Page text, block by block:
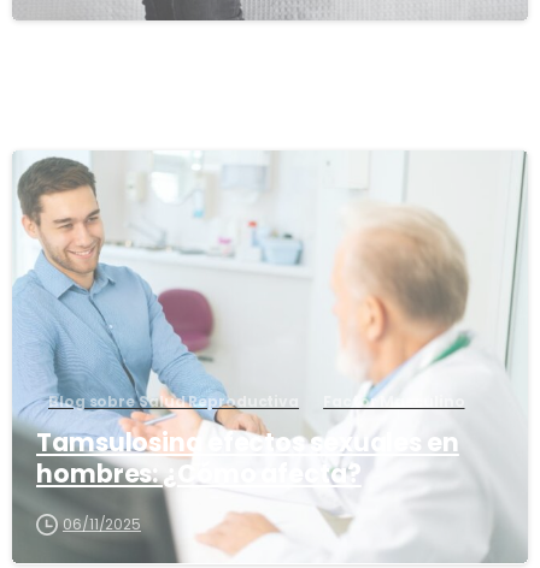
Blog sobre Salud Reproductiva Factor Masculino
Tamsulosina efectos sexuales en
hombres: ¿Cómo afecta?
06/11/2025